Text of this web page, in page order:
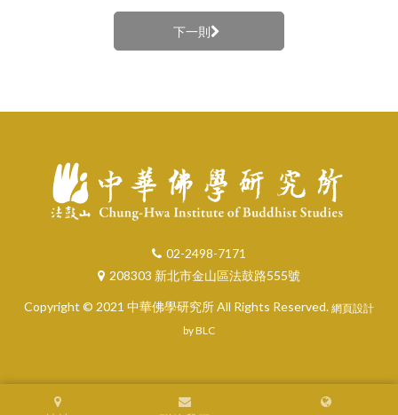
下一則
02-2498-7171
208303 新北市金山區法鼓路555號
Copyright © 2021 中華佛學研究所 All Rights Reserved. 網頁設計
by BLC